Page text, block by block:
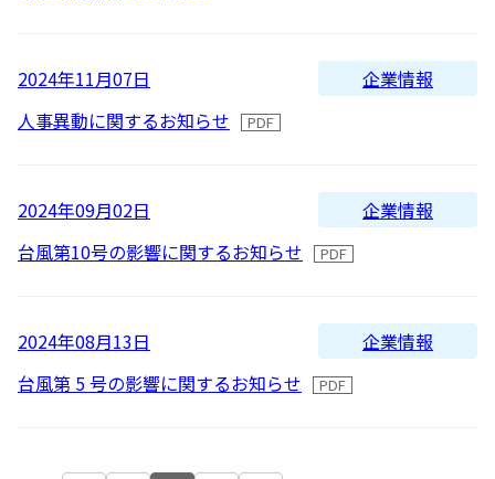
2024年11月07日
企業情報
人事異動に関するお知らせ
2024年09月02日
企業情報
台風第10号の影響に関するお知らせ
2024年08月13日
企業情報
台風第 5 号の影響に関するお知らせ